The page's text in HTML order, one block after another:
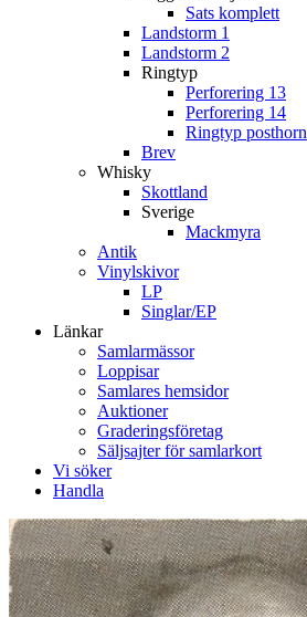
Sats komplett
Landstorm 1
Landstorm 2
Ringtyp
Perforering 13
Perforering 14
Ringtyp posthorn
Brev
Whisky
Skottland
Sverige
Mackmyra
Antik
Vinylskivor
LP
Singlar/EP
Länkar
Samlarmässor
Loppisar
Samlares hemsidor
Auktioner
Graderingsföretag
Säljsajter för samlarkort
Vi söker
Handla